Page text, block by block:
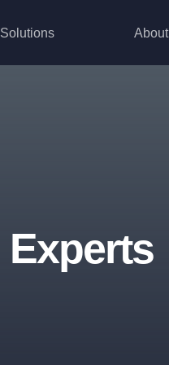
Solutions About
Experts